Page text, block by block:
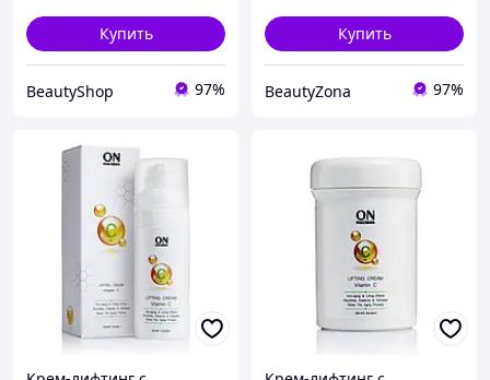
Купить
BeautyShop 97%
Купить
BeautyZona 97%